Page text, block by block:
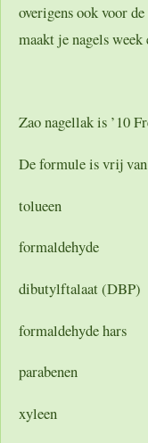
overigens ook voor
maakt je nagels
Zao nagellak is ’10
De formule is vrij
tolueen
formaldehyde
dibutylftalaat (DBP)
formaldehyde hars
parabenen
xyleen